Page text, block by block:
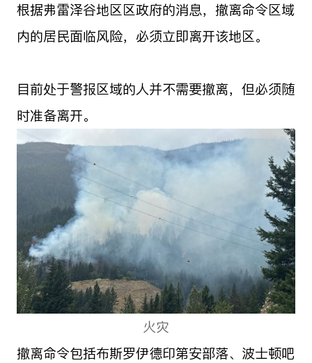
根据弗雷泽谷地区区政府的消息，撤离命令区域
内的居民面临风险，必须立即离开该地区。
目前处于警报区域的人并不需要撤离，但必须随
时准备离开。
火灾
撤离命令包括布斯罗伊德印第安部落、波士顿吧